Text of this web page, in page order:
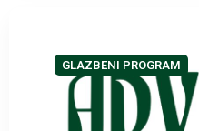
GLAZBENI PROGRAM
* *